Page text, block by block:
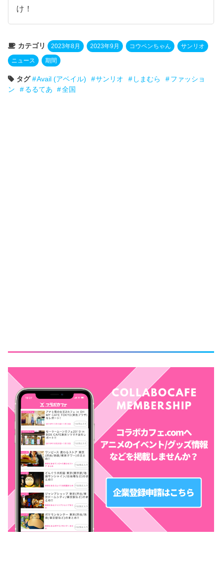
け！
カテゴリ 2023年8月 2023年9月 コウペンちゃん サンリオ
ニュース 期間
タグ Avail (アベイル) サンリオ しまむら
ファッショ
ン
るるてあ 全国